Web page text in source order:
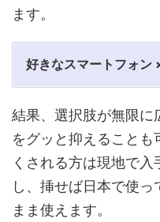
ます。
好きなスマートフォン
結果、選択肢が無限に
をグッと抑えることも
くされる方は現地で
し、挿せば日本で使
まま使えます。